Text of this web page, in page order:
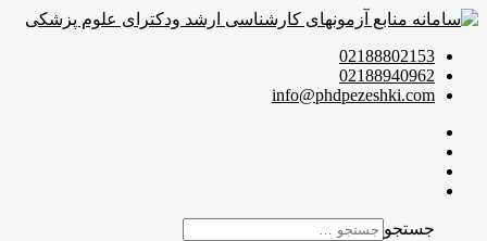
02188802153
02188940962
info@phdpezeshki.com
جستجو